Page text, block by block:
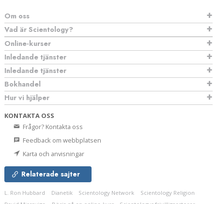
Om oss
Vad är Scientology?
Online-kurser
Inledande tjänster
Inledande tjänster
Bokhandel
Hur vi hjälper
KONTAKTA OSS
Frågor? Kontakta oss
Feedback om webbplatsen
Karta och anvisningar
Relaterade sajter
L. Ron Hubbard Dianetik Scientology Network
Scientology Religion